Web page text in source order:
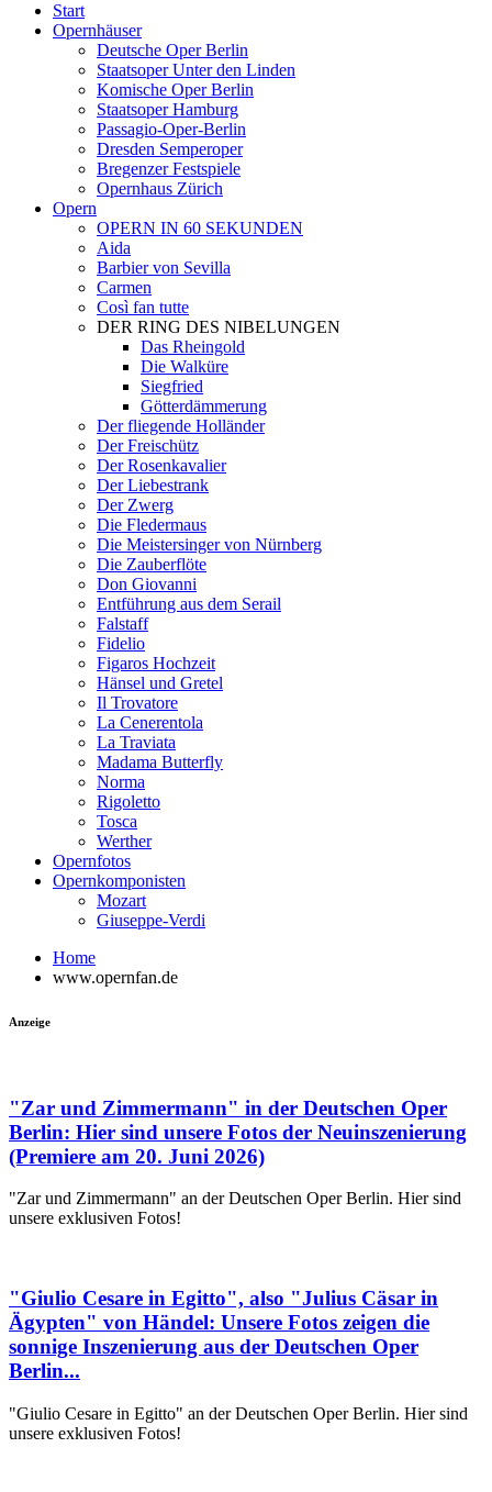
Start
Opernhäuser
Deutsche Oper Berlin
Staatsoper Unter den Linden
Komische Oper Berlin
Staatsoper Hamburg
Passagio-Oper-Berlin
Dresden Semperoper
Bregenzer Festspiele
Opernhaus Zürich
Opern
OPERN IN 60 SEKUNDEN
Aida
Barbier von Sevilla
Carmen
Così fan tutte
DER RING DES NIBELUNGEN
Das Rheingold
Die Walküre
Siegfried
Götterdämmerung
Der fliegende Holländer
Der Freischütz
Der Rosenkavalier
Der Liebestrank
Der Zwerg
Die Fledermaus
Die Meistersinger von Nürnberg
Die Zauberflöte
Don Giovanni
Entführung aus dem Serail
Falstaff
Fidelio
Figaros Hochzeit
Hänsel und Gretel
Il Trovatore
La Cenerentola
La Traviata
Madama Butterfly
Norma
Rigoletto
Tosca
Werther
Opernfotos
Opernkomponisten
Mozart
Giuseppe-Verdi
Home
www.opernfan.de
Anzeige
"Zar und Zimmermann" in der Deutschen Oper
Berlin: Hier sind unsere Fotos der Neuinszenierung
(Premiere am 20. Juni 2026)
"Zar und Zimmermann" an der Deutschen Oper Berlin. Hier sind
unsere exklusiven Fotos!
"Giulio Cesare in Egitto", also "Julius Cäsar in
Ägypten" von Händel: Unsere Fotos zeigen die
sonnige Inszenierung aus der Deutschen Oper
Berlin...
"Giulio Cesare in Egitto" an der Deutschen Oper Berlin. Hier sind
unsere exklusiven Fotos!